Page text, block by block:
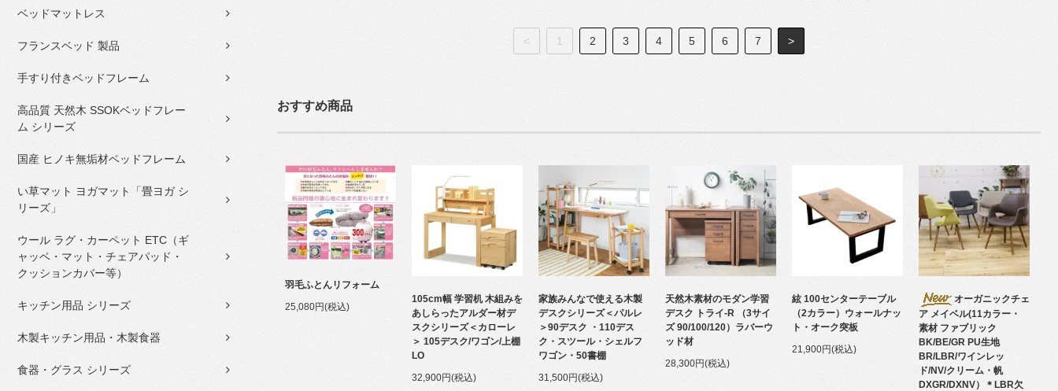
ベッドマットレス
フランスベッド 製品
手すり付きベッドフレーム
高品質 天然木 SSOKベッドフレー
ム シリーズ
国産 ヒノキ無垢材ベッドフレーム
い草マット ヨガマット「畳ヨガ シ
リーズ」
ウール ラグ・カーペット ETC（ギ
ャッベ・マット・チェアパッド・
クッションカバー等）
キッチン用品 シリーズ
木製キッチン用品・木製食器
食器・グラス シリーズ
< 1 2 3 4 5 6 7 >
おすすめ商品
羽毛ふとんリフォーム
25,080円(税込)
105cm幅 学習机 木組みを
あしらったアルダー材デ
スクシリーズ＜カローレ
＞ 105デスク/ワゴン/上棚
LO
32,900円(税込)
家族みんなで使える木製
デスクシリーズ＜パルレ
＞90デスク ・110デス
ク・スツール・シェルフ
ワゴン・50書棚
31,500円(税込)
天然木素材のモダン学習
デスク トライ-R （3サイ
ズ 90/100/120）ラバーウ
ッド材
28,300円(税込)
絃 100センターテーブル
（2カラー）ウォールナッ
ト・オーク突板
21,900円(税込)
オーガニックチェ
ア メイベル(11カラー・
素材 ファブリック
BK/BE/GR PU生地
BR/LBR/ワインレッ
ド/NV/クリーム・帆
DXGR/DXNV）＊LBR欠